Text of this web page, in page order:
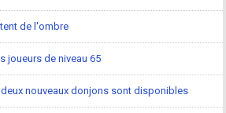
de l'ombre
joueurs de niveau 65
deux nouveaux donjons sont disponibles